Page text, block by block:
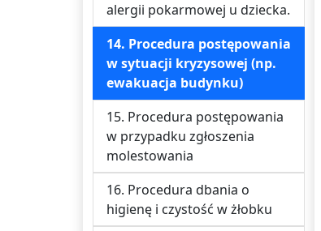
alergii pokarmowej u dziecka.
14. Procedura postępowania
w sytuacji kryzysowej (np.
ewakuacja budynku)
15. Procedura postępowania
w przypadku zgłoszenia
molestowania
16. Procedura dbania o
higienę i czystość w żłobku